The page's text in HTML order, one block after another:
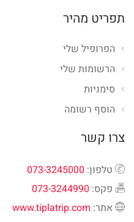
תפריט מהיר
הפרופיל שלי
הרשומות שלי
סימניות
הוסף רשומה
צרו קשר
טלפון: 073-3245000
פקס: 073-3244990
אתר: www.tiplatrip.com